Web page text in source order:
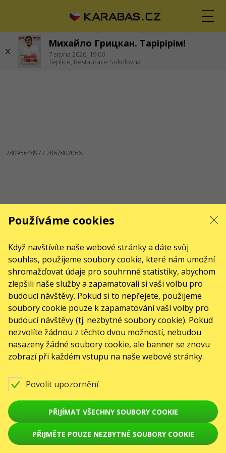
CS EN UK
TEPLICE
Михайло Грицкан. Тарірірім!
7srpna 2026, 19:00
Teplice, Restaurace Sokolovna
Používáme cookies
Když navštívíte naše webové stránky a dáte svůj
souhlas, použijeme soubory cookie, které nám umožní
shromažďovat údaje pro souhrnné statistiky, abychom
zlepšili naše služby a zapamatovali si vaši volbu pro
budoucí návštěvy. Pokud si to nepřejete, použijeme
soubory cookie pouze k zapamatování vaší volby pro
budoucí návštěvy (tj. nezbytné soubory cookie). Pokud
nezvolíte žádnou z těchto dvou možností, nebudou
nasazeny žádné soubory cookie, ale banner se znovu
zobrazí při každém vstupu na naše webové stránky.
Povolit upozornění
PŘIJÍMAT VŠECHNY SOUBORY COOKIE
PŘIJMĚTE POUZE NEZBYTNÉ SOUBORY COOKIE